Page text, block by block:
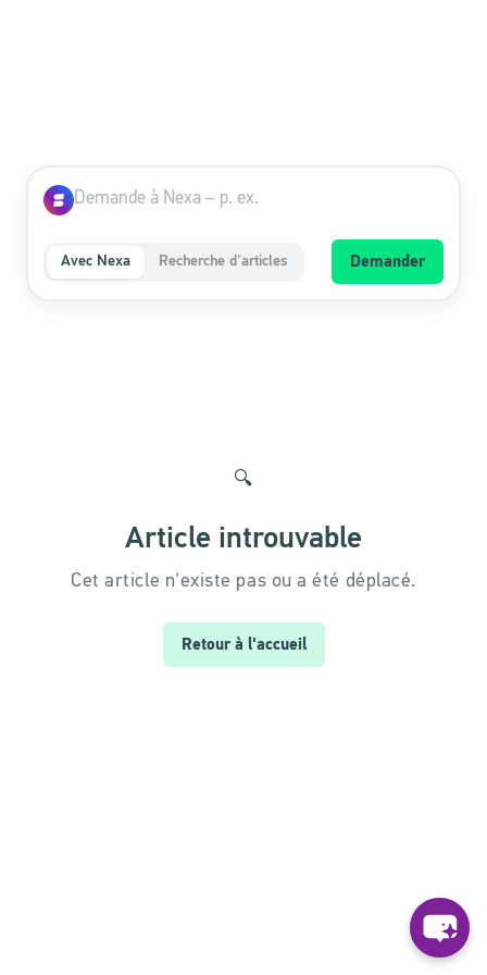
Avec Nexa Recherche d'articles Demander
🔍
Article introuvable
Cet article n'existe pas ou a été déplacé.
Retour à l'accueil